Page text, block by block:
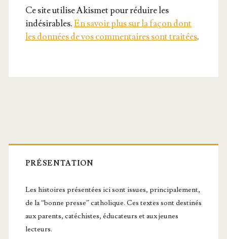
Ce site utilise Akismet pour réduire les
indésirables.En savoir plus sur la façon dont
les données de vos commentaires sont traitées.
Barre
latérale
principale
PRÉSENTATION
Les histoires présentées ici sont issues, principalement,
de la “bonne presse” catholique. Ces textes sont destinés
aux parents, catéchistes, éducateurs et aux jeunes
lecteurs.